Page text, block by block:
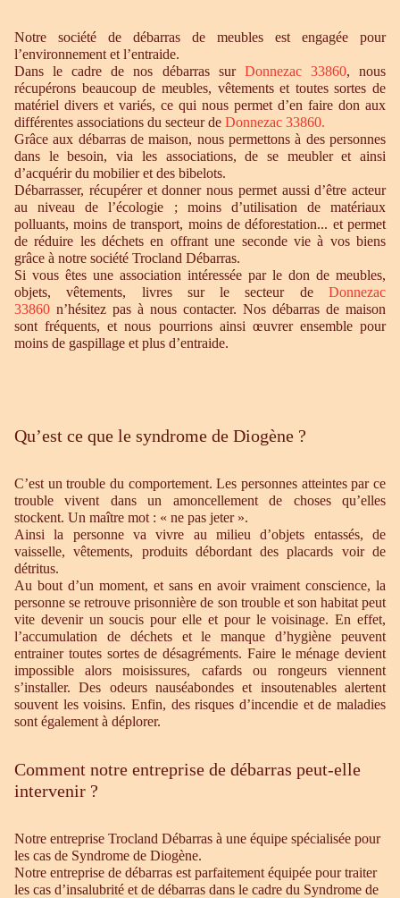
Notre société de débarras de meubles est engagée pour
l’environnement et l’entraide.
Dans le cadre de nos débarras sur Donnezac 33860, nous
récupérons beaucoup de meubles, vêtements et toutes sortes de
matériel divers et variés, ce qui nous permet d’en faire don aux
différentes associations du secteur de Donnezac 33860.
Grâce aux débarras de maison, nous permettons à des personnes
dans le besoin, via les associations, de se meubler et ainsi
d’acquérir du mobilier et des bibelots.
Débarrasser, récupérer et donner nous permet aussi d’être acteur
au niveau de l’écologie ; moins d’utilisation de matériaux
polluants, moins de transport, moins de déforestation... et permet
de réduire les déchets en offrant une seconde vie à vos biens
grâce à notre société Trocland Débarras.
Si vous êtes une association intéressée par le don de meubles,
objets, vêtements, livres sur le secteur de Donnezac
33860 n’hésitez pas à nous contacter. Nos débarras de maison
sont fréquents, et nous pourrions ainsi œuvrer ensemble pour
moins de gaspillage et plus d’entraide.
Qu’est ce que le syndrome de Diogène ?
C’est un trouble du comportement. Les personnes atteintes par ce
trouble vivent dans un amoncellement de choses qu’elles
stockent. Un maître mot : « ne pas jeter ».
Ainsi la personne va vivre au milieu d’objets entassés, de
vaisselle, vêtements, produits débordant des placards voir de
détritus.
Au bout d’un moment, et sans en avoir vraiment conscience, la
personne se retrouve prisonnière de son trouble et son habitat peut
vite devenir un soucis pour elle et pour le voisinage. En effet,
l’accumulation de déchets et le manque d’hygiène peuvent
entrainer toutes sortes de désagréments. Faire le ménage devient
impossible alors moisissures, cafards ou rongeurs viennent
s’installer. Des odeurs nauséabondes et insoutenables alertent
souvent les voisins. Enfin, des risques d’incendie et de maladies
sont également à déplorer.
Comment notre entreprise de débarras peut-elle
intervenir ?
Notre entreprise Trocland Débarras à une équipe spécialisée pour
les cas de Syndrome de Diogène.
Notre entreprise de débarras est parfaitement équipée pour traiter
les cas d’insalubrité et de débarras dans le cadre du Syndrome de